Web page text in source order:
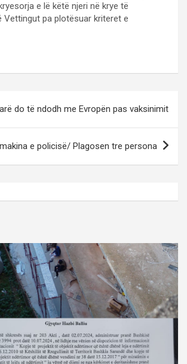
e lë këtë njeri në krye të
Vettingut pa plotësuar kriteret e
do të ndodh me Evropën pas vaksinimit
e policisë/ Plagosen tre persona